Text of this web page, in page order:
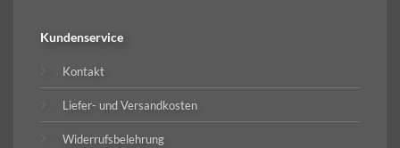
Kundenservice
Kontakt
Liefer- und Versandkosten
Widerrufsbelehrung